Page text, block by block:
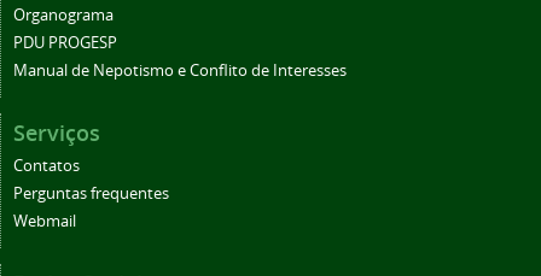
Organograma
PDU PROGESP
Manual de Nepotismo e Conflito de Interesses
Serviços
Contatos
Perguntas frequentes
Webmail